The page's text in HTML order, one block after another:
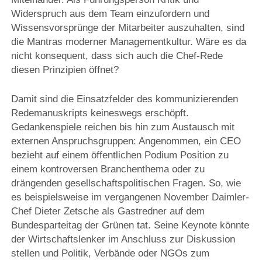
Widerspruch aus dem Team einzufordern und
Wissensvorsprünge der Mitarbeiter auszuhalten, sind
die Mantras moderner Managementkultur. Wäre es da
nicht konsequent, dass sich auch die Chef-Rede
diesen Prinzipien öffnet?
Damit sind die Einsatzfelder des kommunizierenden
Redemanuskripts keineswegs erschöpft.
Gedankenspiele reichen bis hin zum Austausch mit
externen Anspruchsgruppen: Angenommen, ein CEO
bezieht auf einem öffentlichen Podium Position zu
einem kontroversen Branchenthema oder zu
drängenden gesellschaftspolitischen Fragen. So, wie
es beispielsweise im vergangenen November Daimler-
Chef Dieter Zetsche als Gastredner auf dem
Bundesparteitag der Grünen tat. Seine Keynote könnte
der Wirtschaftslenker im Anschluss zur Diskussion
stellen und Politik, Verbände oder NGOs zum